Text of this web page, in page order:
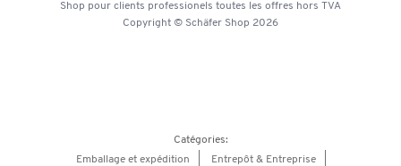
Shop pour clients professionels toutes les offres hors TVA
Copyright © Schäfer Shop 2026
Catégories:
Emballage et expédition
Entrepôt & Entreprise